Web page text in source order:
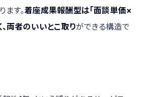
す。着座成果報酬型は「面談単価×
両者のいいとこ取りができる構造で